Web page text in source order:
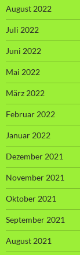
August 2022
Juli 2022
Juni 2022
Mai 2022
März 2022
Februar 2022
Januar 2022
Dezember 2021
November 2021
Oktober 2021
September 2021
August 2021